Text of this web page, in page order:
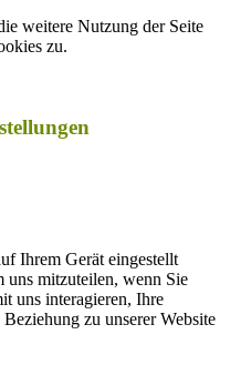
weitere Nutzung der Seite
zu.
Ihrem Gerät eingestellt
uns mitzuteilen, wenn Sie
uns interagieren, Ihre
zu unserer Website